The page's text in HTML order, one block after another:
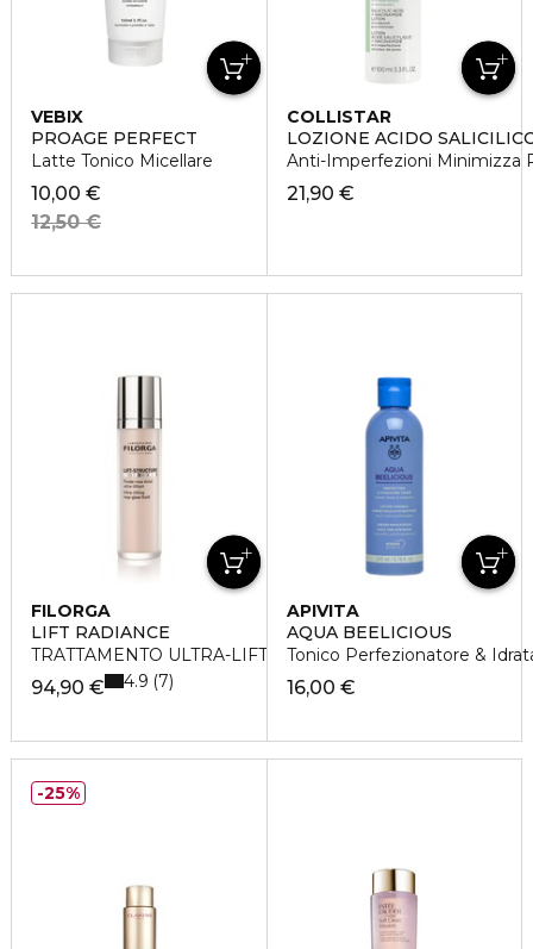
VEBIX
PROAGE PERFECT
Latte Tonico Micellare
10,00 €
12,50 €
COLLISTAR
LOZIONE ACIDO
Anti-Imperfezioni Minimizza
21,90 €
FILORGA
LIFT RADIANCE
TRATTAMENTO ULTRA-LIFTANTE COLORITO ROSEO
94,90 € 4.9 7
APIVITA
AQUA BEELICIOUS
Tonico Perfezionatore &
16,00 €
25%